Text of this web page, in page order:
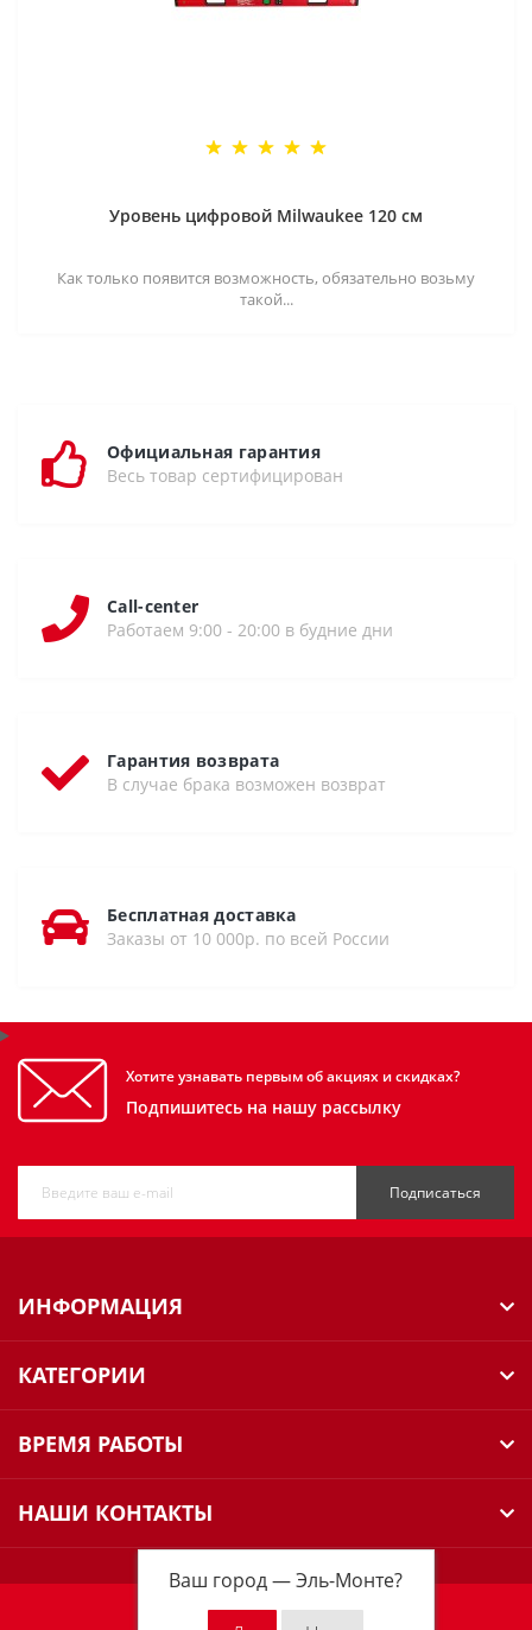
Ваш город —Эль-Монте?
Уровень цифровой Milwaukee 120 см
Как только появится возможность, обязательно возьму
такой...
Официальная гарантия
Весь товар сертифицирован
Call-center
Работаем 9:00 - 20:00 в будние дни
Гарантия возврата
В случае брака возможен возврат
Бесплатная доставка
Заказы от 10 000р. по всей России
Хотите узнавать первым об акциях и скидках?
Подпишитесь на нашу рассылку
Подписаться
ИНФОРМАЦИЯ
КАТЕГОРИИ
ВРЕМЯ РАБОТЫ
НАШИ КОНТАКТЫ